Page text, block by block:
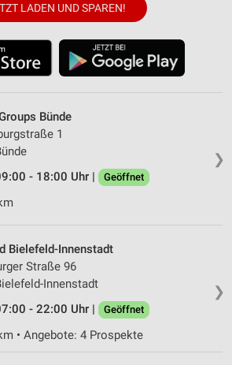
LADEN UND SPAREN!
❯
Bünde
1
- 18:00 Uhr |
Geöffnet
❯
Bielefeld-Innenstadt
Straße 96
Innenstadt
- 22:00 Uhr |
Geöffnet
• Angebote: 4 Prospekte